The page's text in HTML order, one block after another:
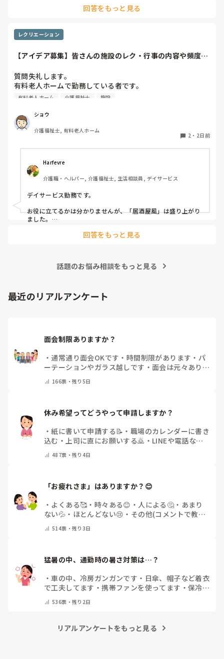
回答をもっと見る
レクリエーション
【アイデア募集】皆さんの施設のレク・行事の内容や頻度を
質問失礼します。
有料老人ホームで勤務している者です。
のくらいの頻度で行っているのか参考にさせていただきたく
質問いたしました。
うちの施設では現在、以下のような取り組みを行っていま
毎月：「カフェ」と称して少し豪華なおやつとコーヒー・緑
茶等の提供、カレンダー作り
隔月： ランチのテイクアウトイベント
その他： 季節ごとの定期的な行事(運動会や七夕など)
きたなと感じており、新しく喜ばれるようなアイデアを探し
イベントをしている」「年〇回、こんな大型行事がある」
と嬉しいです。
有料老人ホーム 介護福祉士 施設
ショウ
介護福祉士, 有料老人ホーム
2 ・ 2日前
Harfevre
介護職・ヘルパー, 介護福祉士, 生活相談員, デイサービス
デイサービス勤務です。
お役に立てるかは分かりませんが、「居酒屋風」は盛り上がり
ました。
回答をもっと見る
話題のお悩み相談をもっと見る
最近のリアルアンケート
面会制限ありますか？
・ 通常通り面会OKです ・ 時間制限があります ・ パ
ーテーションやガラス越しです ・ 面会は元々ありま
166票・残り5日
休み希望ってどうやって申請しますか？
・紙に書いて申請する📝 ・ 職場のカレンダーに書き
込む ・ 上司に直にお願いする🙇 ・ LINEや電話など
487票・残り4日
「お疲れさま」はありますか？😊
・ よくある🥰 ・ 時々ある😊 ・ 人による🤔 ・ あまり
ない💦 ・ ほとんどない😢 ・ その他(コメントで教え
514票・残り3日
猛暑の中、通勤時の暑さ対策は…？
・車の中、冷房ガンガンです ・ 日傘、帽子など着衣
で工夫してます ・携帯ファンを使ってます ・ 保冷剤
ん ・その他（コメントで教えて下さい）
536票・残り2日
リアルアンケートをもっと見る